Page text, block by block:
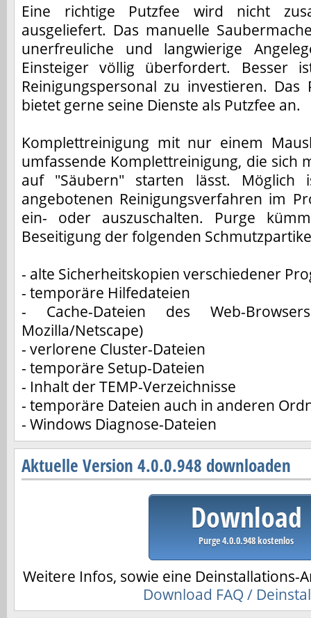
Eine richtige Putzfee wird nicht
ausgeliefert. Das manuelle
unerfreuliche und langwierige
Einsteiger völlig überfordert. Besser
Reinigungspersonal zu investieren.
bietet gerne seine Dienste als Putzfee an.
Komplettreinigung mit nur einem
umfassende Komplettreinigung, die sich
auf "Säubern" starten lässt.
angebotenen Reinigungsverfahren im
ein- oder auszuschalten. Purge
Beseitigung der folgenden
- alte Sicherheitskopien verschiedener
- temporäre Hilfedateien
- Cache-Dateien des Web-
Mozilla/Netscape)
- verlorene Cluster-Dateien
- temporäre Setup-Dateien
- Inhalt der TEMP-Verzeichnisse
- temporäre Dateien auch in anderen
- Windows Diagnose-Dateien
Aktuelle Version 4.0.0.948 downloaden
Download
Purge 4.0.0.948 kostenlos
Weitere Infos, sowie eine Deinstallations-
Download FAQ /